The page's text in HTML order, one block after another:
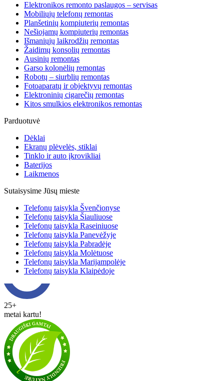
Elektronikos remonto paslaugos – servisas
Mobiliųjų telefonų remontas
Planšetinių kompiuterių remontas
Nešiojamų kompiuterių remontas
Išmaniųjų laikrodžių remontas
Žaidimų konsolių remontas
Ausinių remontas
Garso kolonėlių remontas
Robotų – siurblių remontas
Fotoaparatų ir objektyvų remontas
Elektroninių cigarečių remontas
Kitos smulkios elektronikos remontas
Parduotuvė
Dėklai
Ekranų plėvelės, stiklai
Tinklo ir auto įkrovikliai
Baterijos
Laikmenos
Sutaisysime Jūsų mieste
Telefonų taisykla Švenčionyse
Telefonų taisykla Šiauliuose
Telefonų taisykla Raseiniuose
Telefonų taisykla Panevėžyje
Telefonų taisykla Pabradėje
Telefonų taisykla Molėtuose
Telefonų taisykla Marijampolėje
Telefonų taisykla Klaipėdoje
25+
metai kartu!